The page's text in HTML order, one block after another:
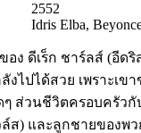
2552
Idris Elba,
อง ดีเร็ก ชาร์ลส์ (อีด
งไปได้สวย เพราะเข
ส่วนชีวิตครอบครัวกั
ล์ส) และลูกชายของพ